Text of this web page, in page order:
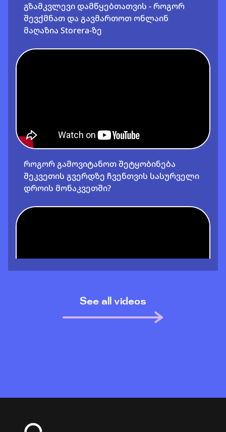
გზამკვლევი დამწყებთათვის - როგორ
შევქმნათ და გავმართოთ ონლაინ
მაღაზია Storera-ზე
როგორ გამოვიტანოთ შეტყობინება
შეკვეთის გვერდზე ჩვენთვის სასურველი
დროის მონაკვეთში?
როგორ დავამატოთ შეტყობინების
See all videos